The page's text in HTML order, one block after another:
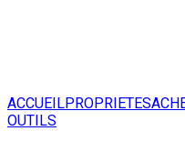
ACCUEILPROPRIETES
OUTILS